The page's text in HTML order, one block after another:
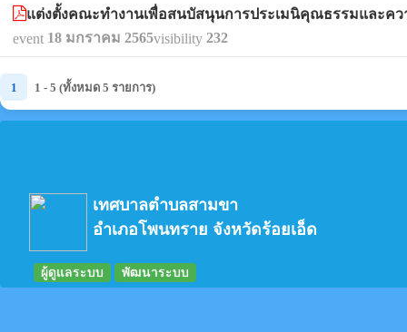
แต่งตั้งคณะทำงานเพื่อสนบัสนุนการประเมนิคุณธรรมและค
event 18 มกราคม 2565visibility 232
1 1 - 5 (ทั้งหมด 5 รายการ)
เทศบาลตำบลสามขา
อำเภอโพนทราย จังหวัดร้อยเอ็ด
ผู้ดูแลระบบ พัฒนาระบบ